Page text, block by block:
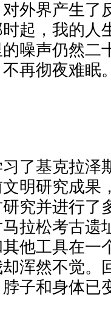
外界产生了
起，我的人
噪声仍然二
再彻夜难眠
了基克拉泽
明研究成果
究并进行了
拉松考古遗
他工具在一
浑然不觉。
子和身体已